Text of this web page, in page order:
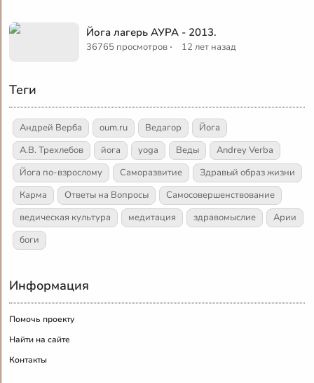
Йога лагерь АУРА - 2013.
36765 просмотров · 12 лет назад
Теги
Андрей Верба oum.ru Ведагор
Йога
А.В. Трехлебов
йога yoga Веды
Andrey Verba
Йога по-взрослому
Саморазвитие
Здравый образ жизни
Карма
Ответы на Вопросы
Самосовершенствование
ведическая культура
медитация здравомыслие
Арии
боги
Информация
Помочь проекту
Найти на сайте
Контакты